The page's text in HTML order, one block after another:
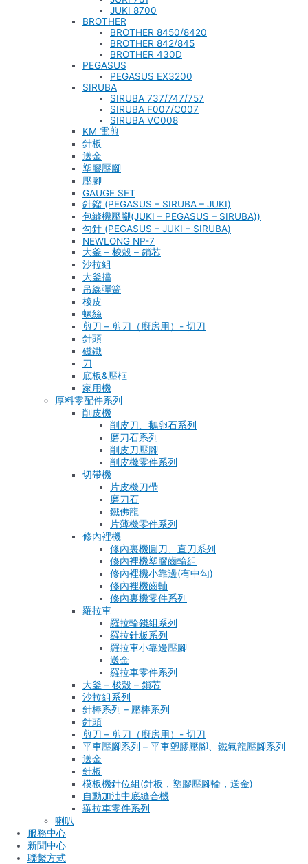
JUKI 8700
BROTHER
BROTHER 8450/8420
BROTHER 842/845
BROTHER 430D
PEGASUS
PEGASUS EX3200
SIRUBA
SIRUBA 737/747/757
SIRUBA F007/C007
SIRUBA VC008
KM 電剪
針板
送金
塑膠壓腳
壓腳
GAUGE SET
針鎦 (PEGASUS – SIRUBA – JUKI)
包縫機壓腳(JUKI – PEGASUS – SIRUBA))
勾針 (PEGASUS – JUKI – SIRUBA)
NEWLONG NP-7
大釜 – 梭殼 – 鎖芯
沙拉組
大釜擋
吊線彈簧
梭皮
螺絲
剪刀 – 剪刀（廚房用）- 切刀
針頭
磁鐵
刀
底板&壓框
家用機
厚料零配件系列
削皮機
削皮刀、鵝卵石系列
磨刀石系列
削皮刀壓腳
削皮機零件系列
切帶機
片皮機刀帶
磨刀石
鐵佛龍
片薄機零件系列
修內裡機
修內裏機圓刀、直刀系列
修內裡機塑膠齒輪組
修內裡機小靠邊(有中勾)
修內裡機齒軸
修內裏機零件系列
羅拉車
羅拉輪錢組系列
羅拉針板系列
羅拉車小靠邊壓腳
送金
羅拉車零件系列
大釜 – 梭殼 – 鎖芯
沙拉組系列
針棒系列 – 壓棒系列
針頭
剪刀 – 剪刀（廚房用）- 切刀
平車壓腳系列 – 平車塑膠壓腳、鐵氟龍壓腳系列
送金
針板
模板機針位組(針板，塑膠壓腳輪，送金)
自動加油中底縫合機
羅拉車零件系列
喇叭
服務中心
新聞中心
聯繫方式